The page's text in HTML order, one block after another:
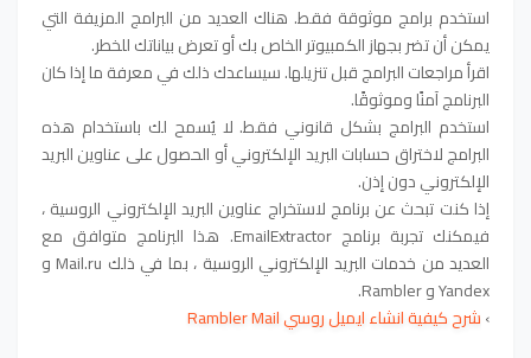
استخدم برامج موثوقة فقط. هناك العديد من البرامج المزيفة التي
يمكن أن تضر بجهاز الكمبيوتر الخاص بك أو تعرض بياناتك للخطر.
اقرأ مراجعات البرامج قبل تنزيلها. سيساعدك ذلك في معرفة ما إذا كان
البرنامج آمنًا وموثوقًا.
استخدم البرامج بشكل قانوني فقط. لا يُسمح لك باستخدام هذه
البرامج لاختراق حسابات البريد الإلكتروني أو الحصول على عناوين البريد
الإلكتروني دون إذن.
إذا كنت تبحث عن برنامج لاستخراج عناوين البريد الإلكتروني الروسية ،
فيمكنك تجربة برنامج EmailExtractor. هذا البرنامج متوافق مع
العديد من خدمات البريد الإلكتروني الروسية ، بما في ذلك Mail.ru و
Yandex و Rambler.
›شرح كيفية انشاء ايميل روسي Rambler Mail